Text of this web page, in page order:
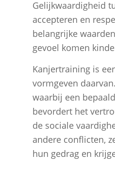
Gelijkwaardigheid
accepteren en
belangrijke
gevoel komen
Kanjertraining is
vormgeven
waarbij een
bevordert het
de sociale
andere conflicten,
hun gedrag en